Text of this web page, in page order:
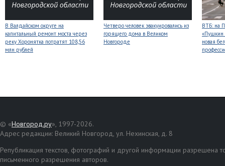
В Валдайском округе на
капитальный ремонт моста через
реку Хоронятка потратят 108,56
млн рублей
Четверо человек эвакуировались из
горящего дома в Великом
Новгороде
ВТБ: на
«Пушкин
новая
© «Новгород.ру», 1997-2026.
Адрес редакции: Великий Новгород, ул. Нехинская, д. 8
Републикация текстов, фотографий и другой информации разрешена
письменного разрешения авторов.